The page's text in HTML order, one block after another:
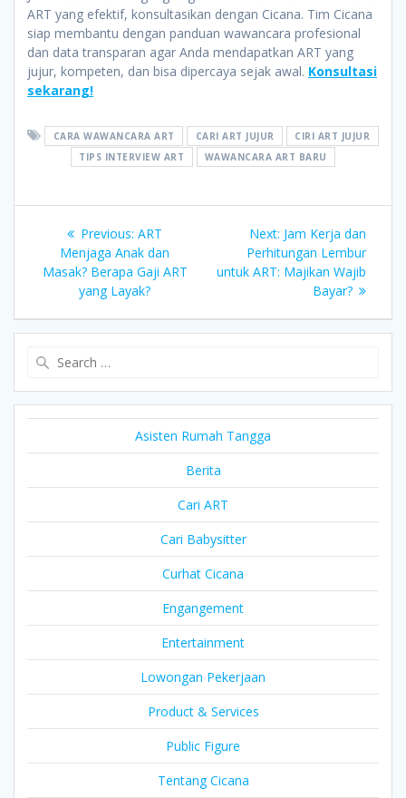
ART yang efektif, konsultasikan dengan Cicana. Tim Cicana
siap membantu dengan panduan wawancara profesional
dan data transparan agar Anda mendapatkan ART yang
jujur, kompeten, dan bisa dipercaya sejak awal. Konsultasi
sekarang!
CARA WAWANCARA ART CARI ART JUJUR
CIRI ART JUJUR
TIPS INTERVIEW ART
WAWANCARA ART BARU
navigation
Previous: Previous
post:
ART
Menjaga Anak dan
Masak? Berapa Gaji ART
yang Layak?
Next: Next
post:
Jam Kerja dan
Perhitungan Lembur
untuk ART: Majikan Wajib
Bayar?
Asisten Rumah Tangga
Berita
Cari ART
Cari Babysitter
Curhat Cicana
Engangement
Entertainment
Lowongan Pekerjaan
Product & Services
Public Figure
Tentang Cicana